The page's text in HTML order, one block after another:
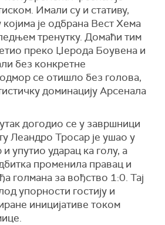
Имали су и стативу,
којима је одбрана Вест Хема
тренутку. Домаћи тим
преко Џерода Боувена и
без конкретне
се отишло без голова,
доминацију Арсенала
догодио се у завршници
Леандро Тросар је ушао у
упутио ударац ка голу, а
променила правац и
голмана за вођство 1:0. Тај
упорности гостију и
иницијативе током